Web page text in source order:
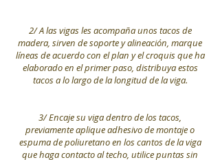
2/ A las vigas les acompaña unos tacos de
madera, sirven de soporte y alineación, marque
líneas de acuerdo con el plan y el croquis que ha
elaborado en el primer paso, distribuya estos
tacos a lo largo de la longitud de la viga.
3/ Encaje su viga dentro de los tacos,
previamente aplique adhesivo de montaje o
espuma de poliuretano en los cantos de la viga
que haga contacto al techo, utilice puntas sin